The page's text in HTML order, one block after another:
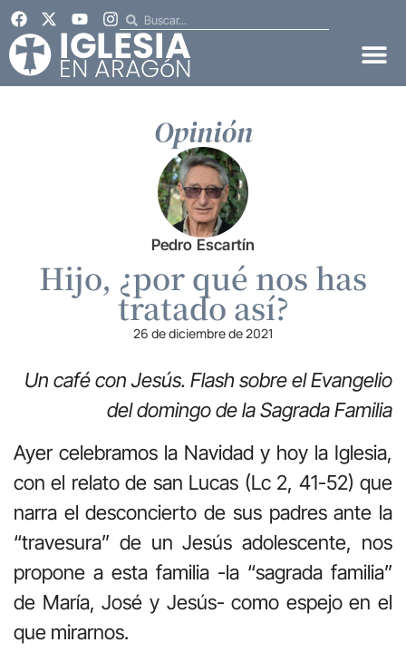
Opinión
Pedro Escartín
Hijo, ¿por qué nos has
tratado así?
26 de diciembre de 2021
Un café con Jesús. Flash sobre el Evangelio
del domingo de la Sagrada Familia
Ayer celebramos la Navidad y hoy la Iglesia,
con el relato de san Lucas (Lc 2, 41-52) que
narra el desconcierto de sus padres ante la
“travesura” de un Jesús adolescente, nos
propone a esta familia -la “sagrada familia”
de María, José y Jesús- como espejo en el
que mirarnos.